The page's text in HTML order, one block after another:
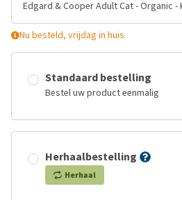
Edgard & Cooper Adult Cat - Organic -
Nu besteld, vrijdag in huis
Standaard bestelling
Bestel uw product eenmalig
Herhaalbestelling
Herhaal